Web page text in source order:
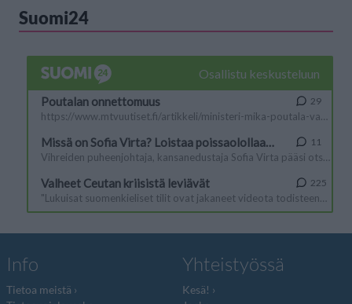
Suomi24
Info
Tietoa meistä
Yhteistyössä
Kesä!